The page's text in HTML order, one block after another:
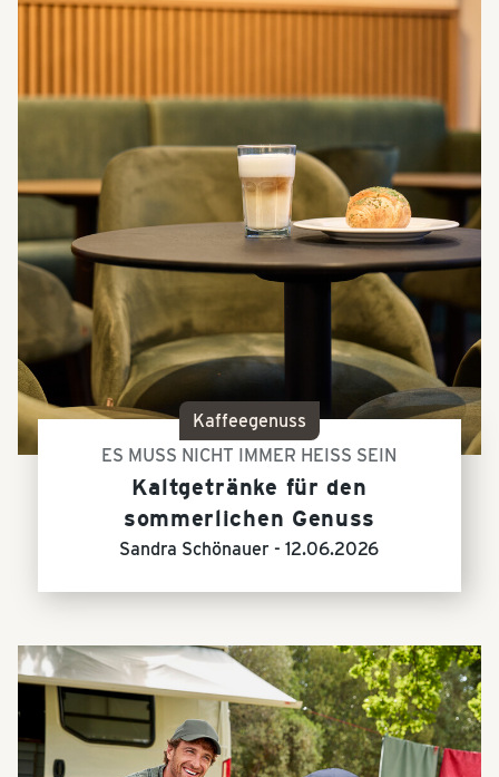
Kaffeegenuss
ES MUSS NICHT IMMER HEISS SEIN
Kaltgetränke für den
sommerlichen Genuss
Sandra Schönauer -12.06.2026